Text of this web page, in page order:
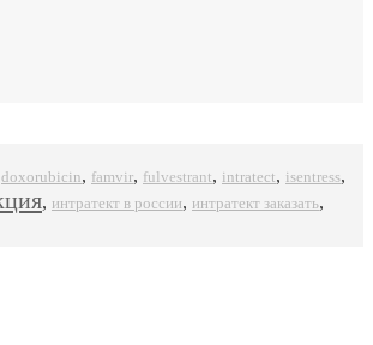
doxorubicin, famvir, fulvestrant, intratect, isentress,
, интратект в россии, интратект заказать,